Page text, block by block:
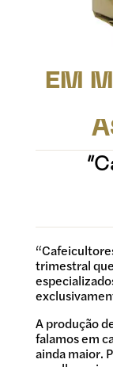
EM
trimestral
A produção
falamos em
ainda maior.